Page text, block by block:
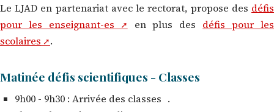
Le LJAD en partenariat avec le rectorat, propose des défis
pour les enseignant-es
en plus des défis pour les
scolaires
.
Matinée défis scientifiques - Classes
9h00 - 9h30 : Arrivée des classes .